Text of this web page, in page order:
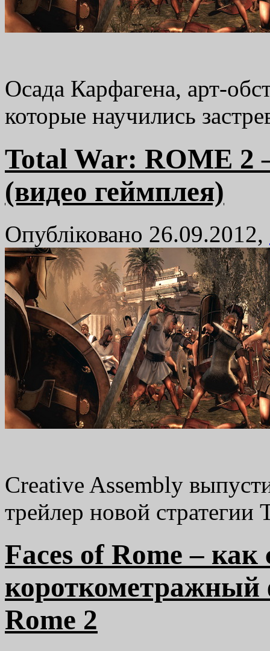
Осада Карфагена, арт-
которые научились
Total War: ROME 2
(видео геймплея)
Опубліковано 26.09.2012,
Сreative Assembly
трейлер новой
Faces of Rome – как
Rome 2